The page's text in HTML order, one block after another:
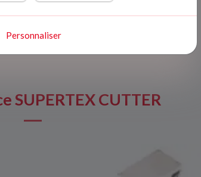
SUPERTEX CUTTER
Personnaliser